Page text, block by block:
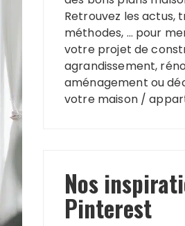
Retrouvez les actus,
méthodes, … pour
votre projet de
agrandissement,
aménagement ou
votre maison /
Nos
Pinterest